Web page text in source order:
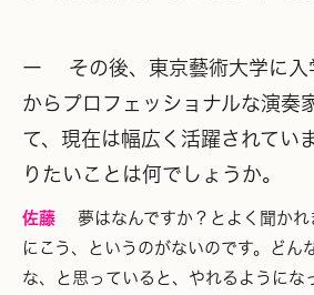
ー その後、東京藝術大学に入
からプロフェッショナルな演奏
て、現在は幅広く活躍されてい
りたいことは何でしょうか。
佐藤 夢はなんですか？とよく聞かれ
にこう、というのがないのです。どん
な、と思っていると、やれるようにな